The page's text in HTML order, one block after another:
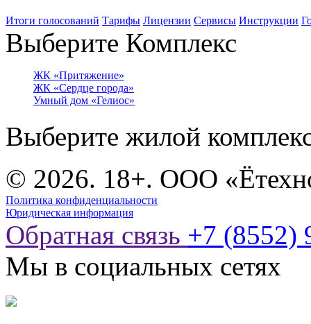
Итоги голосований Тарифы Лицензии Сервисы Инструкции
Выберите Комплекс
ЖК «Притяжение»
ЖК «Сердце города»
Умный дом «Гелиос»
Выберите жилой
© 2026. 18+. ООО
Политика конфиденциальности
Юридическая информация
Обратная связь +7 (8552)
Мы в социальных сетях